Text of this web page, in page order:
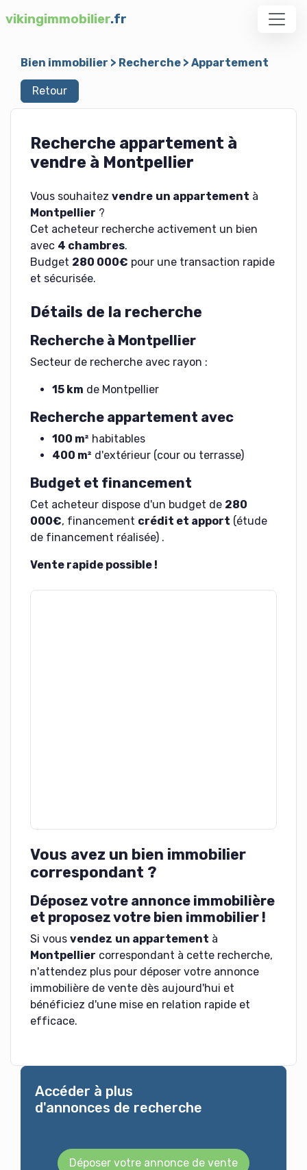
vikingimmobilier.fr
Bien immobilier > Recherche> Appartement
Retour
Recherche appartement à
vendre à Montpellier
Vous souhaitez vendre un appartement à
Montpellier ?
Cet acheteur recherche activement un bien
avec 4 chambres.
Budget 280 000€ pour une transaction rapide
et sécurisée.
Détails de la recherche
Recherche à Montpellier
Secteur de recherche avec rayon :
15 km de Montpellier
Recherche appartement avec
100 m² habitables
400 m² d'extérieur (cour ou terrasse)
Budget et financement
Cet acheteur dispose d'un budget de 280
000€, financement crédit et apport (étude
de financement réalisée) .
Vente rapide possible !
Vous avez un bien immobilier
correspondant ?
Déposez votre annonce immobilière
et proposez votre bien immobilier !
Si vous vendez un appartement à
Montpellier correspondant à cette recherche,
n'attendez plus pour déposer votre annonce
immobilière de vente dès aujourd'hui et
bénéficiez d'une mise en relation rapide et
efficace.
Accéder à plus
d'annonces de recherche
Déposer votre annonce de vente